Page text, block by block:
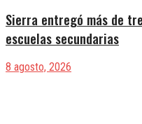
Sierra entregó más de
escuelas secundarias
8 agosto, 2026